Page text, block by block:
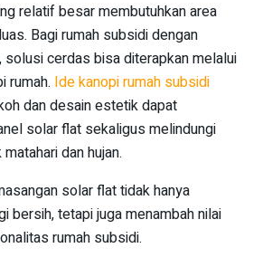
relatif besar membutuhkan area
Bagi rumah subsidi dengan
solusi cerdas bisa diterapkan melalui
rumah. Ide kanopi rumah subsidi
dan desain estetik dapat
solar flat sekaligus melindungi
dan hujan.
solar flat tidak hanya
bersih, tetapi juga menambah nilai
rumah subsidi.